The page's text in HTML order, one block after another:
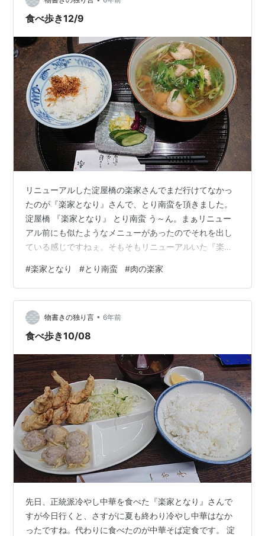
たね。なので、脂のある肉を冷たいつゆにつけると固ま
食べ歩き12/9
リニューアルした淀屋橋の楽家さんでまだ行けてなかっ
たのが『楽家となり』さんで、とり南蛮を頂きました。
淀屋橋 『楽家となり』 とり南蛮 う～ん。まぁリニュー
アル前にも似たようなメニューがあったのでそれを出し
ている感じですねぇ。そもそもリニューアルいた『楽家
き肉系のランチメニューもあるんですがお昼から焼き肉
の匂いを服に付けたくないんですよねぇ……。(追記)どう
やら、リニューアルで店名も変わっていたようです。
『楽家となり』ではなく、『肉の楽家』のようですね。
大変失礼しました。
#楽家となり #とり南蛮 #肉の楽家
物書きの独り言 • 6年前
食べ歩き10/08
先日、正統派冷やし中華を食べた『楽家となり』さんで
すが今日行くと、さすがに夏も終わり冷やし中華はなか
ったですね。代わりに食べたのが中華そば定食です。 淀